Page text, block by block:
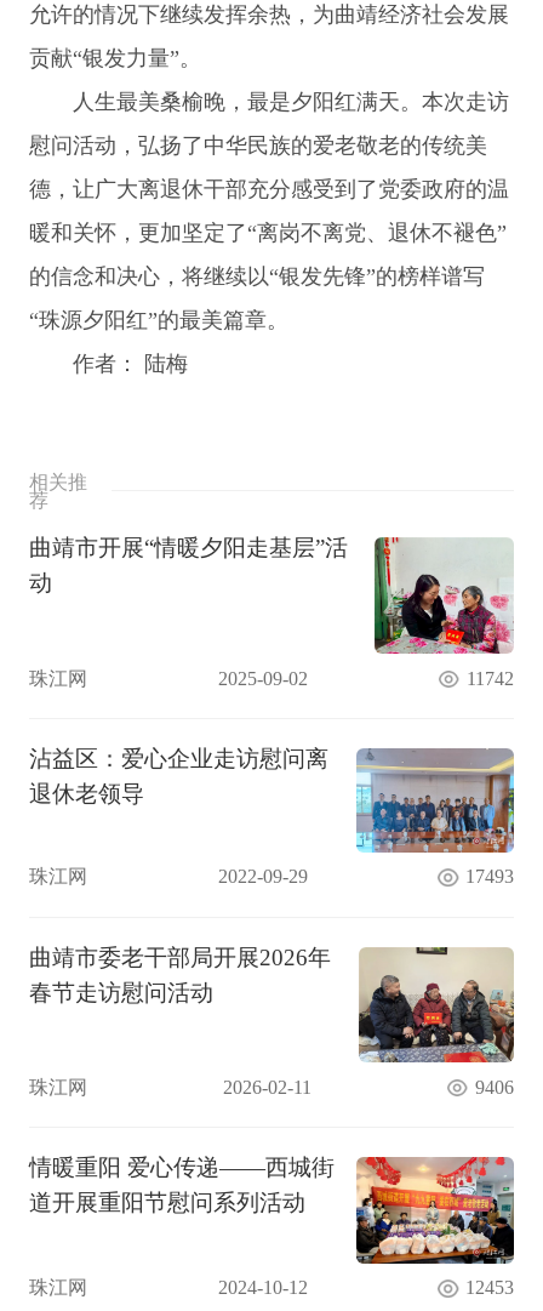
允许的情况下继续发挥余热，为曲靖经济社会发展
贡献“银发力量”。
人生最美桑榆晚，最是夕阳红满天。本次走访
慰问活动，弘扬了中华民族的爱老敬老的传统美
德，让广大离退休干部充分感受到了党委政府的温
暖和关怀，更加坚定了“离岗不离党、退休不褪色”
的信念和决心，将继续以“银发先锋”的榜样谱写
“珠源夕阳红”的最美篇章。
作者： 陆梅
相关推
荐
曲靖市开展“情暖夕阳走基层”活
动
珠江网 2025-09-02 11742
沾益区：爱心企业走访慰问离
退休老领导
珠江网 2022-09-29 17493
曲靖市委老干部局开展2026年
春节走访慰问活动
珠江网 2026-02-11 9406
情暖重阳 爱心传递——西城街
道开展重阳节慰问系列活动
珠江网 2024-10-12 12453